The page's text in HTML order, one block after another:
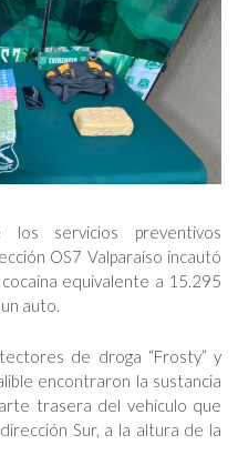
servicios preventivos
OS7 Valparaíso incautó
equivalente a 15.295
auto.
de droga “Frosty” y
encontraron la sustancia
trasera del vehículo que
Sur, a la altura de la